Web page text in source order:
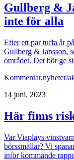
Gullberg &
inte för alla
Efter ett par tuffa år
Gullberg & Jansson,
området. Det bör ge
Kommentar,nyheter/
14 juni, 2023
Här finns
Var Viaplays
börssmällar? Vi
inför kommande